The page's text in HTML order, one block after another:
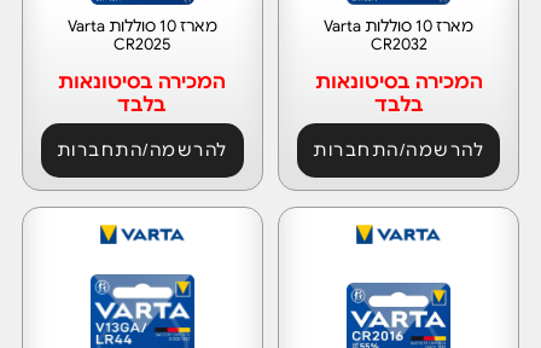
מארז 10 סוללות Varta
CR2032
המכירה בסיטונאות
בלבד
להרשמה/התחברות
מארז 10 סוללות Varta
CR2025
המכירה בסיטונאות
בלבד
להרשמה/התחברות